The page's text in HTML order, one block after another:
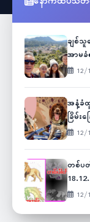
ချစ်
အာမ
12/
အနံ့ခံ
ခြိမ်
12/
တစ်ပ
12/
Unicode ဇေ